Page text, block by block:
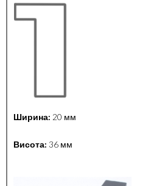
Ширина: 20 мм
Висота: 36 мм